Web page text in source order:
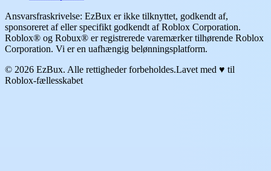
Ansvarsfraskrivelse: EzBux er ikke tilknyttet, godkendt af,
sponsoreret af eller specifikt godkendt af Roblox Corporation.
Roblox® og Robux® er registrerede varemærker tilhørende Roblox
Corporation. Vi er en uafhængig belønningsplatform.
© 2026 EzBux. Alle rettigheder forbeholdes.Lavet med ♥ til
Roblox-fællesskabet